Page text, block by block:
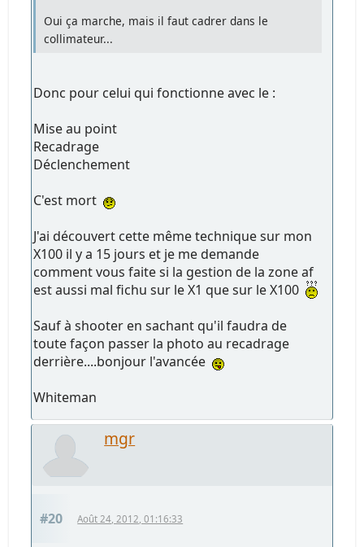
Oui ça marche, mais il faut cadrer dans le
collimateur...
Donc pour celui qui fonctionne avec le :
Mise au point
Recadrage
Déclenchement
C'est mort
J'ai découvert cette même technique sur mon
X100 il y a 15 jours et je me demande
comment vous faite si la gestion de la zone af
est aussi mal fichu sur le X1 que sur le X100
Sauf à shooter en sachant qu'il faudra de
toute façon passer la photo au recadrage
derrière....bonjour l'avancée
Whiteman
mgr
#20 Août 24, 2012, 01:16:33